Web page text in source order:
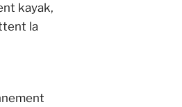
kayak,
la